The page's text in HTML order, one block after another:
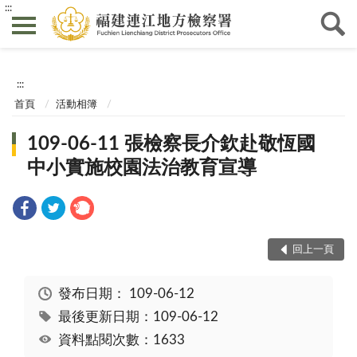
:::
:::
首頁 活動相簿
109-06-11 張檢察長介欽赴敬恆國
中小實施校園法治教育宣導
回上一頁
發布日期： 109-06-12
最後更新日期：109-06-12
資料點閱次數：1633